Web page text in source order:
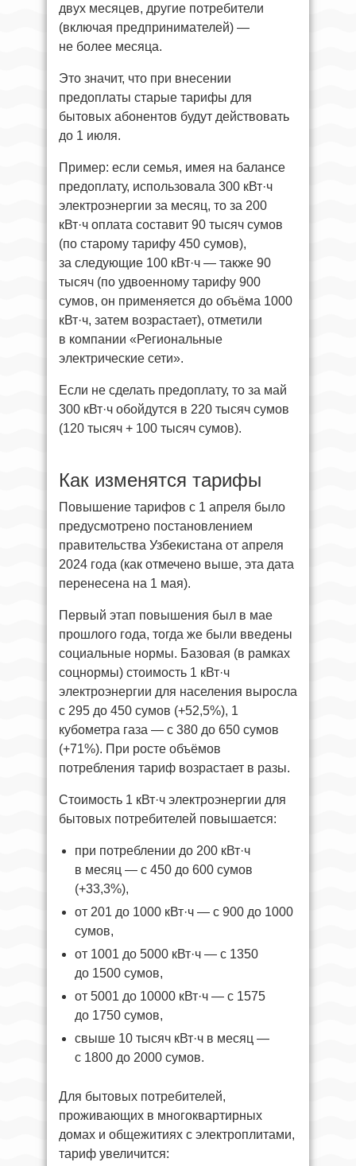
двух месяцев, другие потребители
(включая предпринимателей) —
не более месяца.
Это значит, что при внесении
предоплаты старые тарифы для
бытовых абонентов будут действовать
до 1 июля.
Пример: если семья, имея на балансе
предоплату, использовала 300 кВт·ч
электроэнергии за месяц, то за 200
кВт·ч оплата составит 90 тысяч сумов
(по старому тарифу 450 сумов),
за следующие 100 кВт·ч — также 90
тысяч (по удвоенному тарифу 900
сумов, он применяется до объёма 1000
кВт·ч, затем возрастает), отметили
в компании «Региональные
электрические сети».
Если не сделать предоплату, то за май
300 кВт·ч обойдутся в 220 тысяч сумов
(120 тысяч + 100 тысяч сумов).
Как изменятся тарифы
Повышение тарифов с 1 апреля было
предусмотрено постановлением
правительства Узбекистана от апреля
2024 года (как отмечено выше, эта дата
перенесена на 1 мая).
Первый этап повышения был в мае
прошлого года, тогда же были введены
социальные нормы. Базовая (в рамках
соцнормы) стоимость 1 кВт·ч
электроэнергии для населения выросла
с 295 до 450 сумов (+52,5%), 1
кубометра газа — с 380 до 650 сумов
(+71%). При росте объёмов
потребления тариф возрастает в разы.
Стоимость 1 кВт·ч электроэнергии для
бытовых потребителей повышается:
при потреблении до 200 кВт·ч
в месяц — с 450 до 600 сумов
(+33,3%),
от 201 до 1000 кВт·ч — с 900 до 1000
сумов,
от 1001 до 5000 кВт·ч — с 1350
до 1500 сумов,
от 5001 до 10000 кВт·ч — с 1575
до 1750 сумов,
свыше 10 тысяч кВт·ч в месяц —
с 1800 до 2000 сумов.
Для бытовых потребителей,
проживающих в многоквартирных
домах и общежитиях с электроплитами,
тариф увеличится: